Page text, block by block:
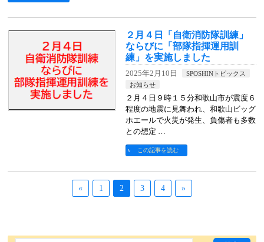
２月４日「自衛消防隊訓練」
ならびに「部隊指揮運用訓
練」を実施しました
2025年2月10日
SPOSHINトピックス
お知らせ
２月４日９時１５分和歌山市が震度６
程度の地震に見舞われ、和歌山ビッグ
ホエールで火災が発生、負傷者も多数
との想定 …
この記事を読む
« 1 2 3 4 »